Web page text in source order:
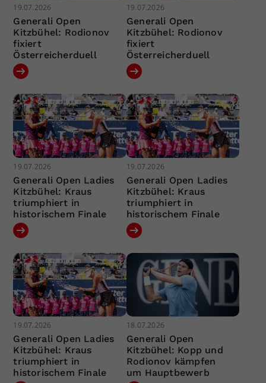
19.07.2026
Generali Open
Kitzbühel: Rodionov
fixiert
Österreicherduell
19.07.2026
Generali Open
Kitzbühel: Rodionov
fixiert
Österreicherduell
19.07.2026
Generali Open Ladies
Kitzbühel: Kraus
triumphiert in
historischem Finale
19.07.2026
Generali Open Ladies
Kitzbühel: Kraus
triumphiert in
historischem Finale
19.07.2026
Generali Open Ladies
Kitzbühel: Kraus
triumphiert in
historischem Finale
18.07.2026
Generali Open
Kitzbühel: Kopp und
Rodionov kämpfen
um Hauptbewerb